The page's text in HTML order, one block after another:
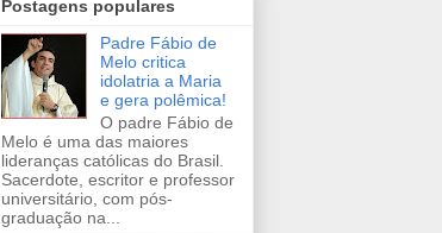
Postagens populares
Padre Fábio de
Melo critica
idolatria a Maria
e gera polêmica!
O padre Fábio de
Melo é uma das maiores
lideranças católicas do Brasil.
Sacerdote, escritor e professor
universitário, com pós-
graduação na...